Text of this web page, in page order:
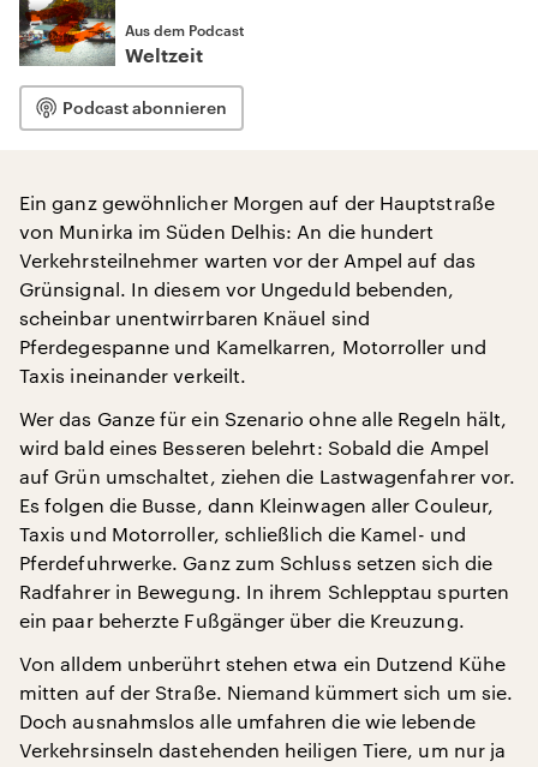
Aus dem Podcast
Weltzeit
Podcast abonnieren
Ein ganz gewöhnlicher Morgen auf der Hauptstraße
von Munirka im Süden Delhis: An die hundert
Verkehrsteilnehmer warten vor der Ampel auf das
Grünsignal. In diesem vor Ungeduld bebenden,
scheinbar unentwirrbaren Knäuel sind
Pferdegespanne und Kamelkarren, Motorroller und
Taxis ineinander verkeilt.
Wer das Ganze für ein Szenario ohne alle Regeln hält,
wird bald eines Besseren belehrt: Sobald die Ampel
auf Grün umschaltet, ziehen die Lastwagenfahrer vor.
Es folgen die Busse, dann Kleinwagen aller Couleur,
Taxis und Motorroller, schließlich die Kamel- und
Pferdefuhrwerke. Ganz zum Schluss setzen sich die
Radfahrer in Bewegung. In ihrem Schlepptau spurten
ein paar beherzte Fußgänger über die Kreuzung.
Von alldem unberührt stehen etwa ein Dutzend Kühe
mitten auf der Straße. Niemand kümmert sich um sie.
Doch ausnahmslos alle umfahren die wie lebende
Verkehrsinseln dastehenden heiligen Tiere, um nur ja